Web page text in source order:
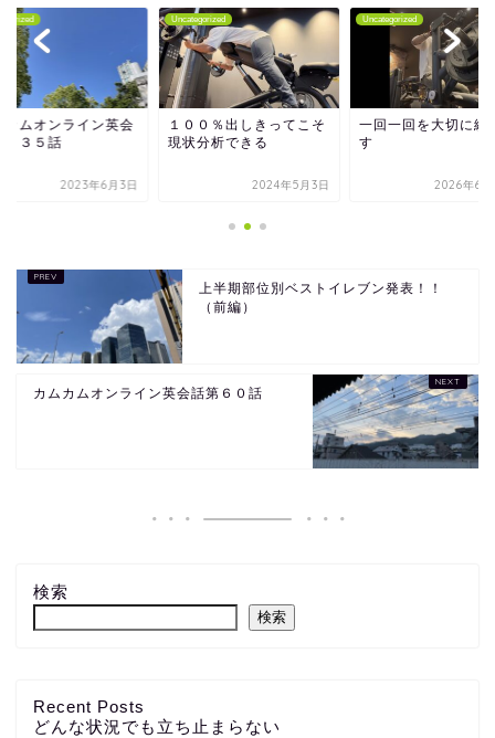
カムオンライン英会
１３５話
2023年6月3日
Uncategorized
１００％出しきってこそ
現状分析できる
2024年5月3日
Uncategorized
一回一回を大切に繰
す
2026年6
上半期部位別ベストイレブン発表！！
（前編）
カムカムオンライン英会話第６０話
検索
検索
Recent Posts
どんな状況でも立ち止まらない